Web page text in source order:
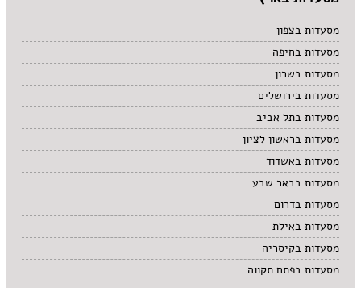
מסעדות בצפון
מסעדות בחיפה
מסעדות בשרון
מסעדות בירושלים
מסעדות בתל אביב
מסעדות בראשון לציון
מסעדות באשדוד
מסעדות בבאר שבע
מסעדות בדרום
מסעדות באילת
מסעדות בקיסריה
מסעדות בפתח תקווה